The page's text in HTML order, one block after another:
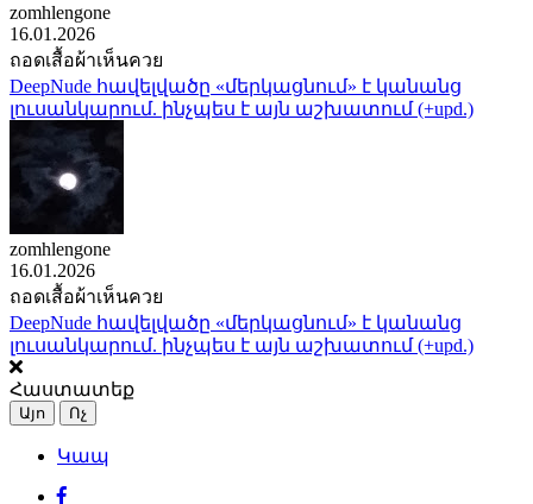
zomhlengone
16.01.2026
ถอดเสื้อผ้าเห็นควย
DeepNude հավելվածը «մերկացնում» է կանանց
լուսանկարում. ինչպես է այն աշխատում (+upd.)
zomhlengone
16.01.2026
ถอดเสื้อผ้าเห็นควย
DeepNude հավելվածը «մերկացնում» է կանանց
լուսանկարում. ինչպես է այն աշխատում (+upd.)
Հաստատեք
Այո Ոչ
Կապ